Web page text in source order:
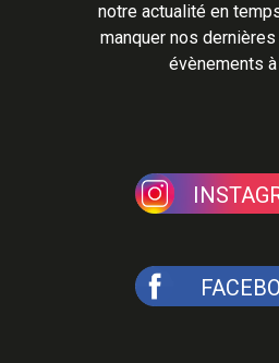
notre actualité en
manquer nos
évènements à